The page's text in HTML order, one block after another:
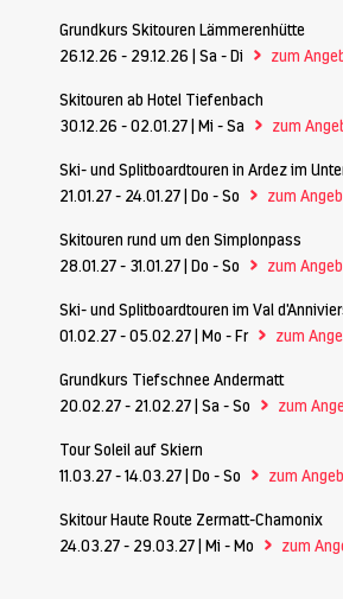
Grundkurs Skitouren Lämmerenhütte
26.12.26 - 29.12.26 | Sa - Di
> zum
Skitouren ab Hotel Tiefenbach
30.12.26 - 02.01.27 | Mi - Sa > zum
Ski- und Splitboardtouren in Ardez im
21.01.27 - 24.01.27 | Do - So
> zum
Skitouren rund um den Simplonpass
28.01.27 - 31.01.27 | Do - So
> zum
Ski- und Splitboardtouren im Val
01.02.27 - 05.02.27 | Mo - Fr > zum
Grundkurs Tiefschnee Andermatt
20.02.27 - 21.02.27 | Sa - So
> zum
Tour Soleil auf Skiern
11.03.27 - 14.03.27 | Do - So
> zum
Skitour Haute Route Zermatt-Chamonix
24.03.27 - 29.03.27 | Mi - Mo
> zum